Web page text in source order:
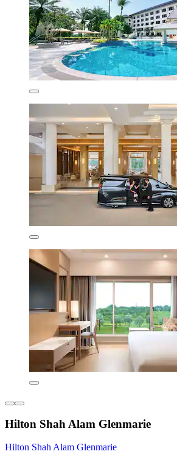
Hilton Shah Alam Glenmarie
Hilton Shah Alam Glenmarie